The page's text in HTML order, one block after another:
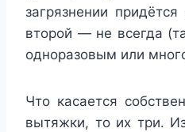
загрязнении
второй — не всегда
одноразовым или
Что касается
вытяжки, то их три.